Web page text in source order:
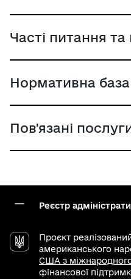
Часті питання та
Нормативна база
Пов'язані
Реєстр
Проєкт
американського
США з
фінансової